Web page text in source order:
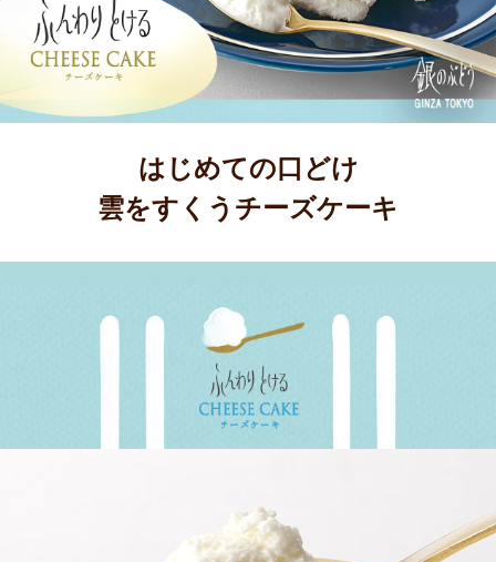
はじめての口どけ
雲をすくうチーズケーキ